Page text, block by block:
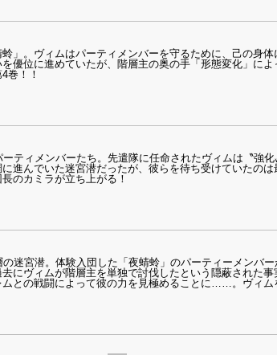
」。ヴィムはパーティメンバーを守るために、己の身
優位に進めていたが、階層主の奥の手「形態変化」に
巻！！
ティメンバーたち。先遣隊に任命されたヴィムは〝強
進んでいた迷宮潜だったが、彼らを待ち受けていた
のカミラが立ち上がる！
迷宮潜。体験入団した「夜蜻蛉」のパーティーメンバ
にヴィムが階層主を単独で討伐したという隠蔽された
との戦闘によって彼の力を見極めることに……。ヴィム